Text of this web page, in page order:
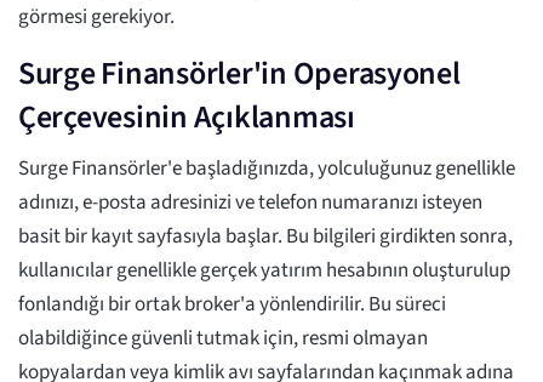
görmesi gerekiyor.
Surge Finansörler'in Operasyonel
Çerçevesinin Açıklanması
Surge Finansörler'e başladığınızda, yolculuğunuz genellikle
adınızı, e-posta adresinizi ve telefon numaranızı isteyen
basit bir kayıt sayfasıyla başlar. Bu bilgileri girdikten sonra,
kullanıcılar genellikle gerçek yatırım hesabının oluşturulup
fonlandığı bir ortak broker'a yönlendirilir. Bu süreci
olabildiğince güvenli tutmak için, resmi olmayan
kopyalardan veya kimlik avı sayfalarından kaçınmak adına